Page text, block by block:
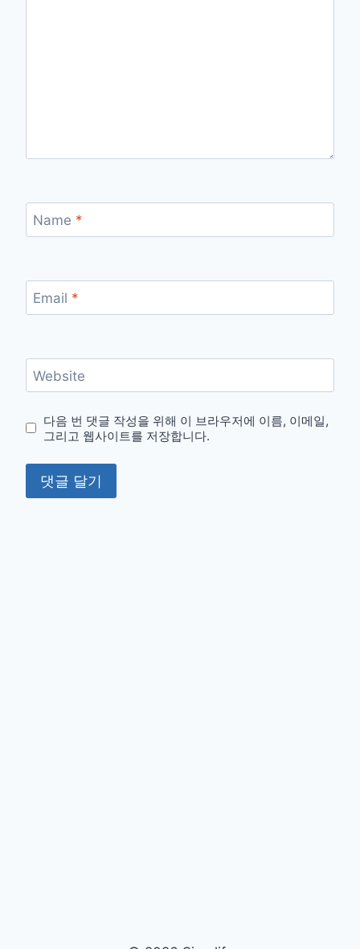
Name *
Email *
Website
다음 번 댓글 작성을 위해 이 브라우저에 이름, 이메일,
그리고 웹사이트를 저장합니다.